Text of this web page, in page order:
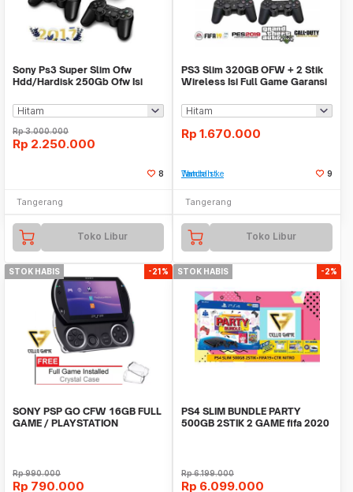
Sony Ps3 Super Slim Ofw
Hdd/Hardisk 250Gb Ofw Isi
Rp3.000.000
Rp 2.250.000
8
Tangerang
Toko Libur
PS3 Slim 320GB OFW + 2 Stik
Wireless Isi Full Game Garansi
Rp 1.670.000
Tambah ke Watchlist 9
Tangerang
Toko Libur
STOK HABIS -21%
SONY PSP GO CFW 16GB FULL
GAME / PLAYSTATION
Rp990.000
Rp 790.000
STOK HABIS -2%
PS4 SLIM BUNDLE PARTY
500GB 2STIK 2 GAME fifa 2020
Rp6.199.000
Rp 6.099.000